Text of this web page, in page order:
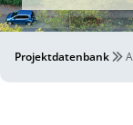
Projektdatenbank